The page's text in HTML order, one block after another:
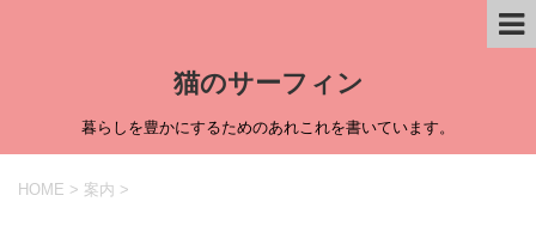
猫のサーフィン
暮らしを豊かにするためのあれこれを書いています。
HOME > 案内 >